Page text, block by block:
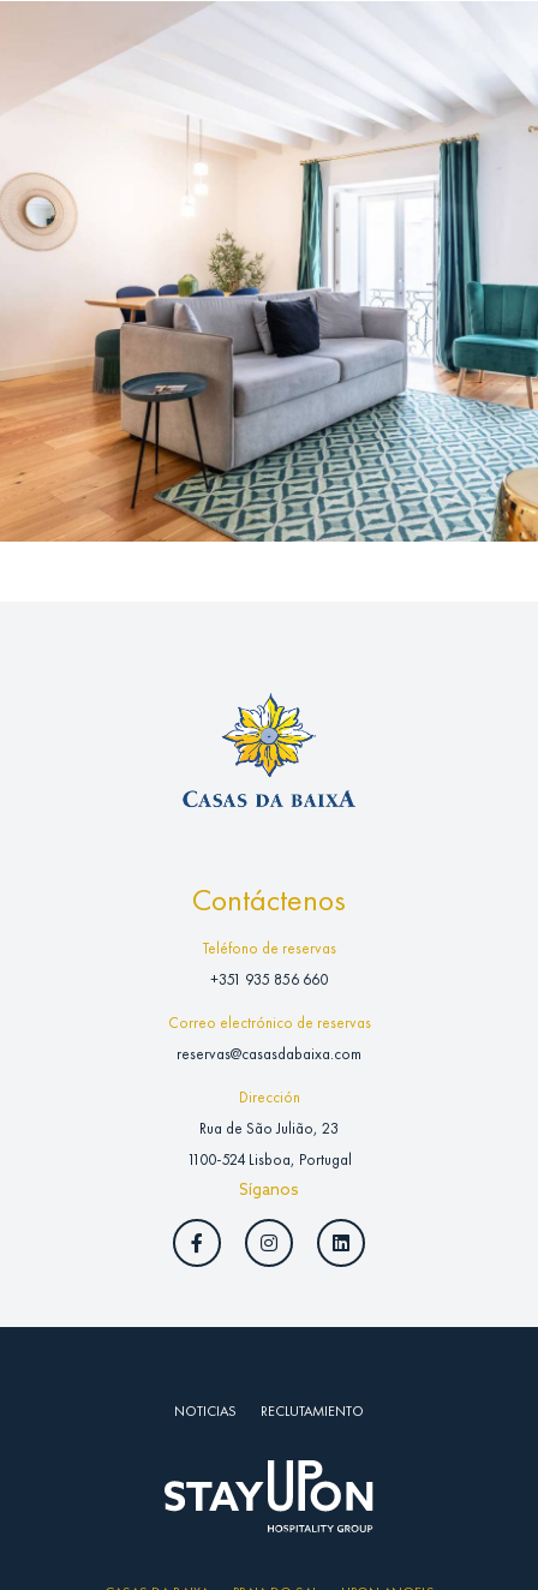
Contáctenos
Teléfono de reservas
+351 935 856 660
Correo electrónico de reservas
reservas@casasdabaixa.com
Dirección
Rua de São Julião, 23
1100-524 Lisboa, Portugal
Síganos
NOTICIAS RECLUTAMIENTO